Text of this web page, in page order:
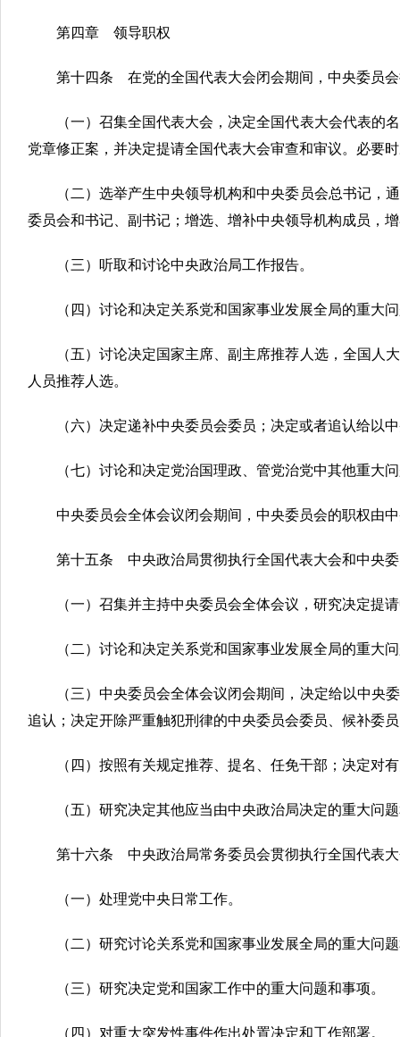
第四章 领导职权
第十四条 在党的全国代表大会闭会期间，中央委员
（一）召集全国代表大会，决定全国代表大会代表
党章修正案，并决定提请全国代表大会审查和审议。必要
（二）选举产生中央领导机构和中央委员会总书记
委员会和书记、副书记；增选、增补中央领导机构成员，
（三）听取和讨论中央政治局工作报告。
（四）讨论和决定关系党和国家事业发展全局的重大
（五）讨论决定国家主席、副主席推荐人选，全国
人员推荐人选。
（六）决定递补中央委员会委员；决定或者追认给以
（七）讨论和决定党治国理政、管党治党中其他重大
中央委员会全体会议闭会期间，中央委员会的职权由
第十五条 中央政治局贯彻执行全国代表大会和中央
（一）召集并主持中央委员会全体会议，研究决定提
（二）讨论和决定关系党和国家事业发展全局的重大
（三）中央委员会全体会议闭会期间，决定给以中
追认；决定开除严重触犯刑律的中央委员会委员、候补委
（四）按照有关规定推荐、提名、任免干部；决定对
（五）研究决定其他应当由中央政治局决定的重大问
第十六条 中央政治局常务委员会贯彻执行全国代表
（一）处理党中央日常工作。
（二）研究讨论关系党和国家事业发展全局的重大问
（三）研究决定党和国家工作中的重大问题和事项。
（四）对重大突发性事件作出处置决定和工作部署。